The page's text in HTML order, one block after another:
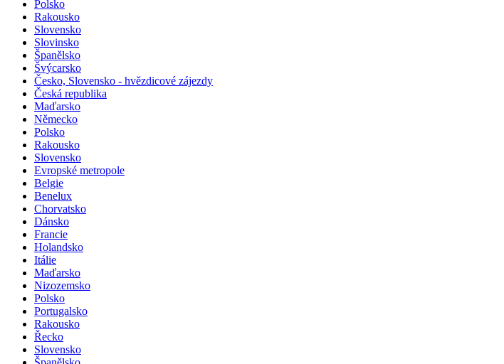
Polsko
Rakousko
Slovensko
Slovinsko
Španělsko
Švýcarsko
Česko, Slovensko - hvězdicové zájezdy
Česká republika
Maďarsko
Německo
Polsko
Rakousko
Slovensko
Evropské metropole
Belgie
Benelux
Chorvatsko
Dánsko
Francie
Holandsko
Itálie
Maďarsko
Nizozemsko
Polsko
Portugalsko
Rakousko
Řecko
Slovensko